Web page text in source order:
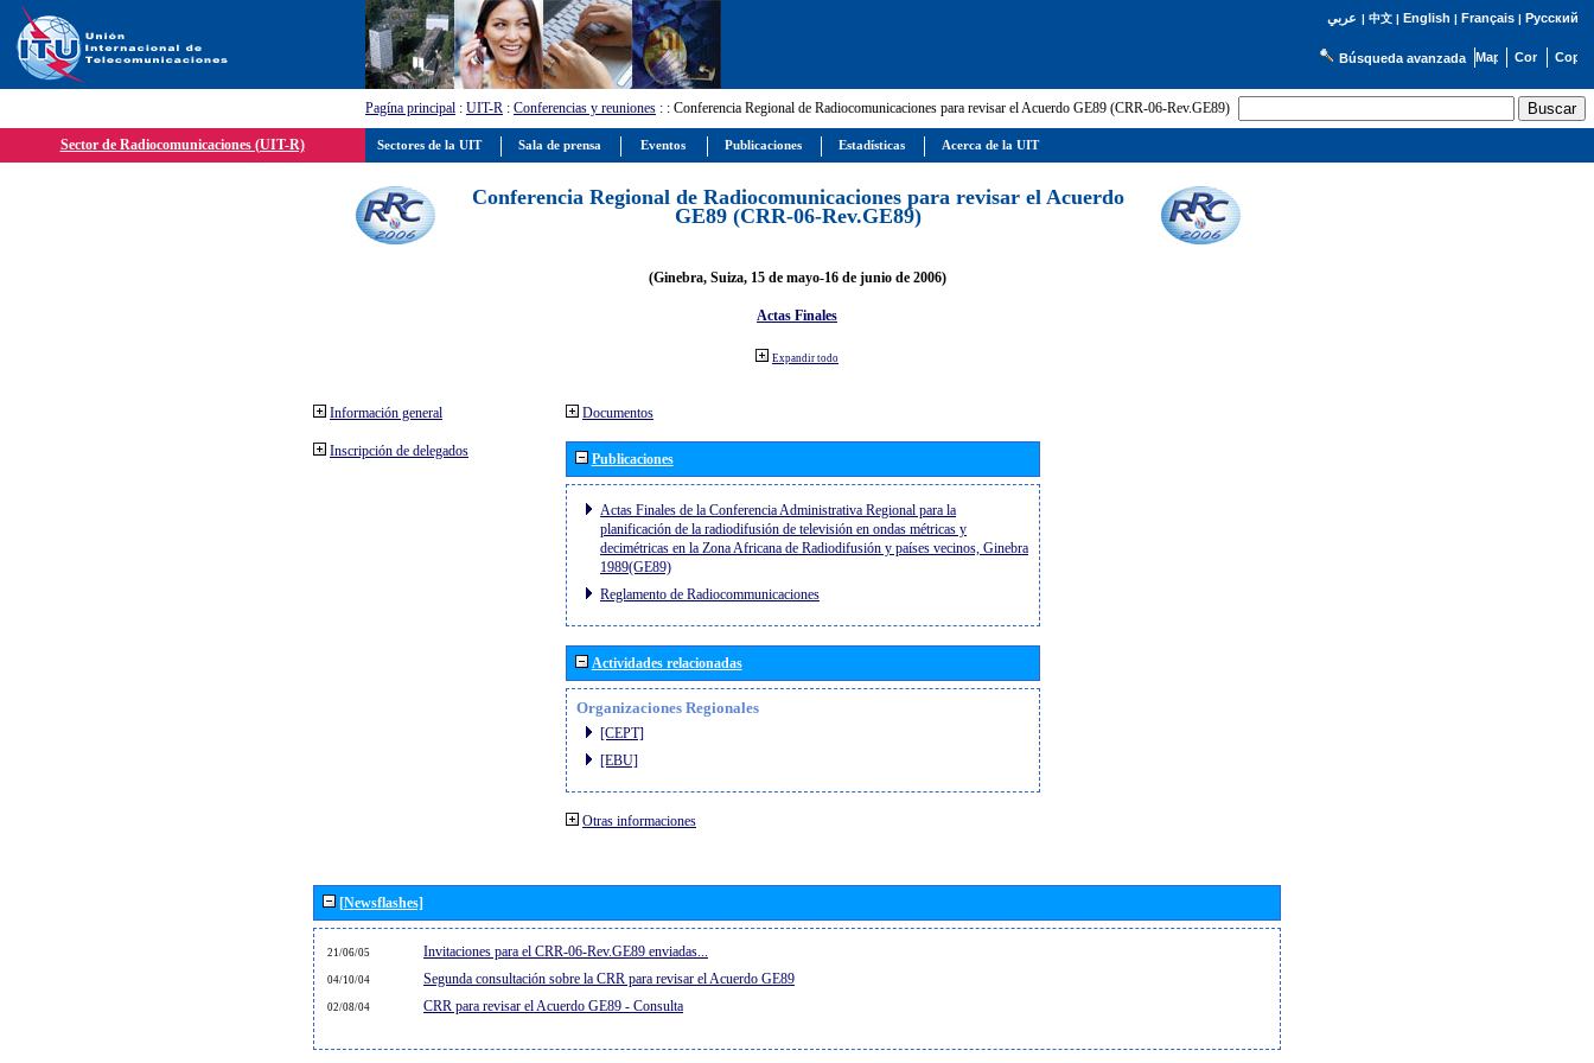
عربي | 中文| English | Français| Русский
Búsqueda avanzada
Pagína principal : UIT-R : Conferencias y reuniones : : Conferencia Regional de Radiocomunicaciones para revisar el Acuerdo GE89 (CRR-06-Rev.GE89)
Sector de Radiocomunicaciones (UIT-R)
Conferencia Regional de Radiocomunicaciones para revisar el Acuerdo
GE89 (CRR-06-Rev.GE89)
(Ginebra, Suiza, 15 de mayo-16 de junio de 2006)
Actas Finales
Expandir todo
Información general
Inscripción de delegados
Documentos
Publicaciones
Actas Finales de la Conferencia Administrativa Regional para la
planificación de la radiodifusión de televisión en ondas métricas y
decimétricas en la Zona Africana de Radiodifusión y países vecinos, Ginebra
1989(GE89)
Reglamento de Radiocommunicaciones
Actividades relacionadas
Organizaciones Regionales
[CEPT]
[EBU]
Otras informaciones
[Newsflashes]
21/06/05 Invitaciones para el CRR-06-Rev.GE89 enviadas...
04/10/04 Segunda consultación sobre la CRR para revisar el Acuerdo GE89
02/08/04 CRR para revisar el Acuerdo GE89 - Consulta
Sectores de la UIT Sala de prensa Eventos Publicaciones Estadísticas Acerca de la UIT